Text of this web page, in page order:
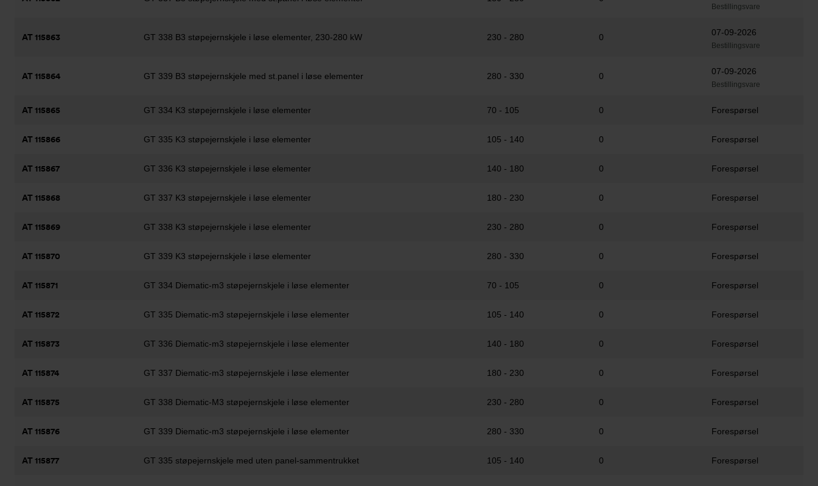
Bestillingsvare
AT 115863 GT 338 B3 støpejernskjele i løse elementer, 230-280 kW 230 - 280 0 07-09-2026
Bestillingsvare
AT 115864 GT 339 B3 støpejernskjele med st.panel i løse elementer 280 - 330 0 07-09-2026
Bestillingsvare
AT 115865 GT 334 K3 støpejernskjele i løse elementer 70 - 105 0 Forespørsel
AT 115866 GT 335 K3 støpejernskjele i løse elementer 105 - 140 0 Forespørsel
AT 115867 GT 336 K3 støpejernskjele i løse elementer 140 - 180 0 Forespørsel
AT 115868 GT 337 K3 støpejernskjele i løse elementer 180 - 230 0 Forespørsel
AT 115869 GT 338 K3 støpejernskjele i løse elementer 230 - 280 0 Forespørsel
AT 115870 GT 339 K3 støpejernskjele i løse elementer 280 - 330 0 Forespørsel
AT 115871 GT 334 Diematic-m3 støpejernskjele i løse elementer 70 - 105 0 Forespørsel
AT 115872 GT 335 Diematic-m3 støpejernskjele i løse elementer 105 - 140 0 Forespørsel
AT 115873 GT 336 Diematic-m3 støpejernskjele i løse elementer 140 - 180 0 Forespørsel
AT 115874 GT 337 Diematic-m3 støpejernskjele i løse elementer 180 - 230 0 Forespørsel
AT 115875 GT 338 Diematic-M3 støpejernskjele i løse elementer 230 - 280 0 Forespørsel
AT 115876 GT 339 Diematic-m3 støpejernskjele i løse elementer 280 - 330 0 Forespørsel
AT 115877 GT 335 støpejernskjele med uten panel-sammentrukket 105 - 140 0 Forespørsel